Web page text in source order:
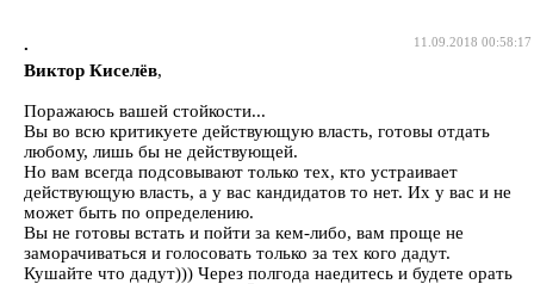
11.09.2018 00:58:17
.
Виктор Киселёв,
Поражаюсь вашей стойкости...
Вы во всю критикуете действующую власть, готовы отдать
любому, лишь бы не действующей.
Но вам всегда подсовывают только тех, кто устраивает
действующую власть, а у вас кандидатов то нет. Их у вас и не
может быть по определению.
Вы не готовы встать и пойти за кем-либо, вам проще не
заморачиваться и голосовать только за тех кого дадут.
Кушайте что дадут))) Через полгода наедитесь и будете орать